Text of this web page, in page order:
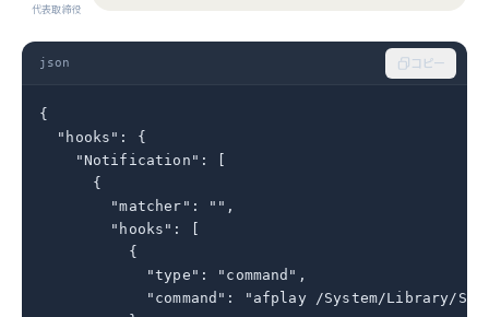
代表取締役
json コピー
{
  "hooks": {
    "Notification": [
      {
        "matcher": "",
        "hooks": [
          {
            "type": "command",
"command": "afplay /System/Library/